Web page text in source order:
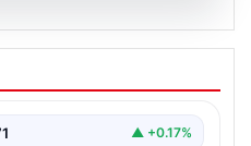
Salah
Beşiktaş olarak
Adalı, Mohamed▲ +0.17%